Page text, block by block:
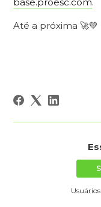
Até a próxima 🚀💚